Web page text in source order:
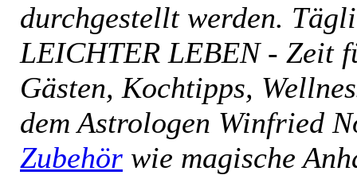
durchgestellt werden.
LEICHTER LEBEN - Zeit
Gästen, Kochtipps,
dem Astrologen Winfried
Zubehör wie magische